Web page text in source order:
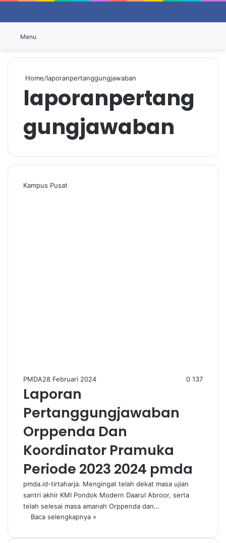
Menu
Home/laporanpertanggungjawaban
laporanpertang
gungjawaban
Kampus Pusat
PMDA28 Februari 2024 0 137
Laporan
Pertanggungjawaban
Orppenda Dan
Koordinator Pramuka
Periode 2023 2024 pmda
pmda.id-tirtaharja. Mengingat telah dekat masa ujian
santri akhir KMI Pondok Modern Daarul Abroor, serta
telah selesai masa amanah Orppenda dan…
Baca selengkapnya »